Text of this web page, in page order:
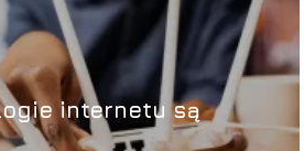
internetu są